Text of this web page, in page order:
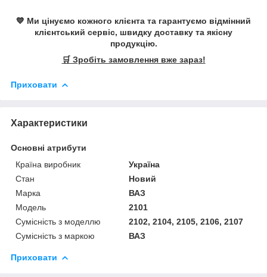
💙 Ми цінуємо кожного клієнта та гарантуємо відмінний
клієнтський сервіс, швидку доставку та якісну
продукцію.
🛒 Зробіть замовлення вже зараз!
Приховати
Характеристики
Основні атрибути
Країна виробник
Україна
Стан
Новий
Марка
ВАЗ
Модель
2101
Сумісність з моделлю
2102, 2104, 2105, 2106, 2107
Сумісність з маркою
ВАЗ
Приховати